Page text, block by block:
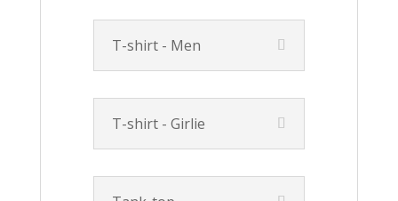
T-shirt - Men
T-shirt - Girlie